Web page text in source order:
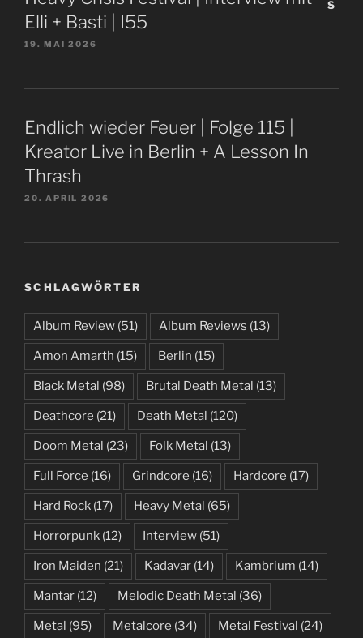
Elli + Basti | I55
19. MAI 2026
Endlich wieder Feuer | Folge 115 |
Kreator Live in Berlin + A Lesson In
Thrash
20. APRIL 2026
SCHLAGWÖRTER
Album Review (51) Album Reviews (13)
Amon Amarth (15) Berlin (15)
Black Metal (98) Brutal Death Metal (13)
Deathcore (21) Death Metal (120)
Doom Metal (23) Folk Metal (13)
Full Force (16) Grindcore (16) Hardcore (17)
Hard Rock (17) Heavy Metal (65)
Horrorpunk (12) Interview (51)
Iron Maiden (21) Kadavar (14) Kambrium (14)
Mantar (12) Melodic Death Metal (36)
Metal (95) Metalcore (34) Metal Festival (24)